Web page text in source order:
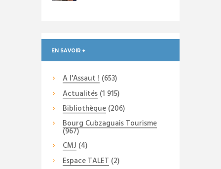
EN SAVOIR +
A l'Assaut ! (653)
Actualités(1 915)
Bibliothèque(206)
Bourg Cubzaguais Tourisme
(967)
CMJ (4)
Espace TALET (2)